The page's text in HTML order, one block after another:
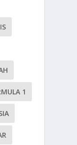
1